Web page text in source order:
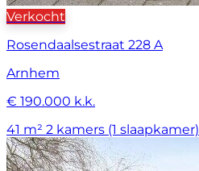
Verkocht
Rosendaalsestraat 228 A
Arnhem
€ 190.000 k.k.
41 m² 2 kamers (1 slaapkamer)